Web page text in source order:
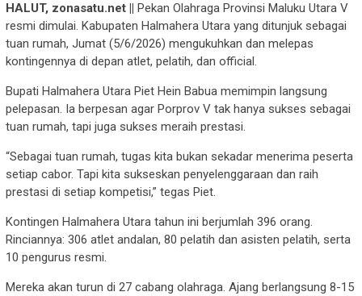
HALUT, zonasatu.net ||
Pekan Olahraga Provinsi Maluku Utara V
resmi dimulai. Kabupaten Halmahera Utara yang ditunjuk sebagai
tuan rumah, Jumat (5/6/2026) mengukuhkan dan melepas
kontingennya di depan atlet, pelatih, dan official.
Bupati Halmahera Utara Piet Hein Babua memimpin langsung
pelepasan. Ia berpesan agar Porprov V tak hanya sukses sebagai
tuan rumah, tapi juga sukses meraih prestasi.
“Sebagai tuan rumah, tugas kita bukan sekadar menerima peserta
setiap cabor. Tapi kita sukseskan penyelenggaraan dan raih
prestasi di setiap kompetisi,” tegas Piet.
Kontingen Halmahera Utara tahun ini berjumlah 396 orang.
Rinciannya: 306 atlet andalan, 80 pelatih dan asisten pelatih, serta
10 pengurus resmi.
Mereka akan turun di 27 cabang olahraga. Ajang berlangsung 8-15